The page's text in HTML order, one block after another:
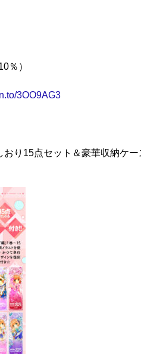
％）
3OO9AG3
り15点セット＆豪華収納ケー